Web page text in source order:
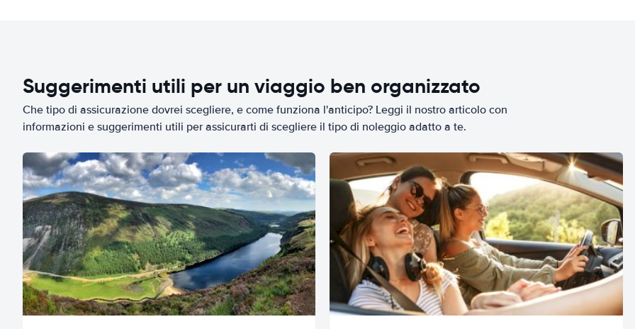
Suggerimenti utili per un viaggio ben organizzato
Che tipo di assicurazione dovrei scegliere, e come funziona l'anticipo? Leggi il nostro articolo con
informazioni e suggerimenti utili per assicurarti di scegliere il tipo di noleggio adatto a te.